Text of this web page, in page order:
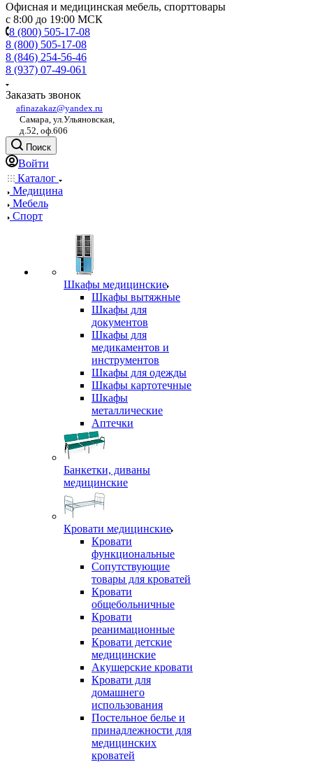
Офисная и медицинская мебель, спорттовары
с 8:00 до 19:00 МСК
8 (800) 505-17-08
8 (800) 505-17-08
8 (846) 254-56-46
8 (937) 07-49-061
Заказать звонок
afinazakaz@yandex.ru
Самара, ул.Ульяновская,
д.52, оф.606
Поиск
Войти
Каталог
Медицина
Мебель
Спорт
Шкафы медицинские
Шкафы вытяжные
Шкафы для
документов
Шкафы для
медикаментов и
инструментов
Шкафы для одежды
Шкафы картотечные
Шкафы
металлические
Аптечки
Банкетки, диваны
медицинские
Кровати медицинские
Кровати
функциональные
Сопутствующие
товары для кроватей
Кровати
общебольничные
Кровати
реанимационные
Кровати детские
медицинские
Акушерские кровати
Кровати для
домашнего
использования
Постельное белье и
принадлежности для
медицинских
кроватей